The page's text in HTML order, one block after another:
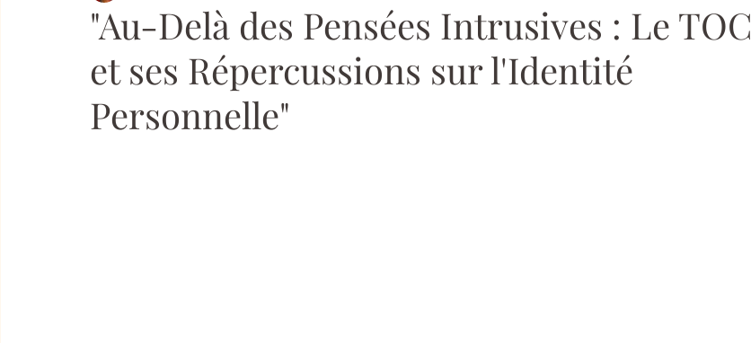
"Au-Delà des Pensées Intrusives : Le TOC
et ses Répercussions sur l'Identité
Personnelle"